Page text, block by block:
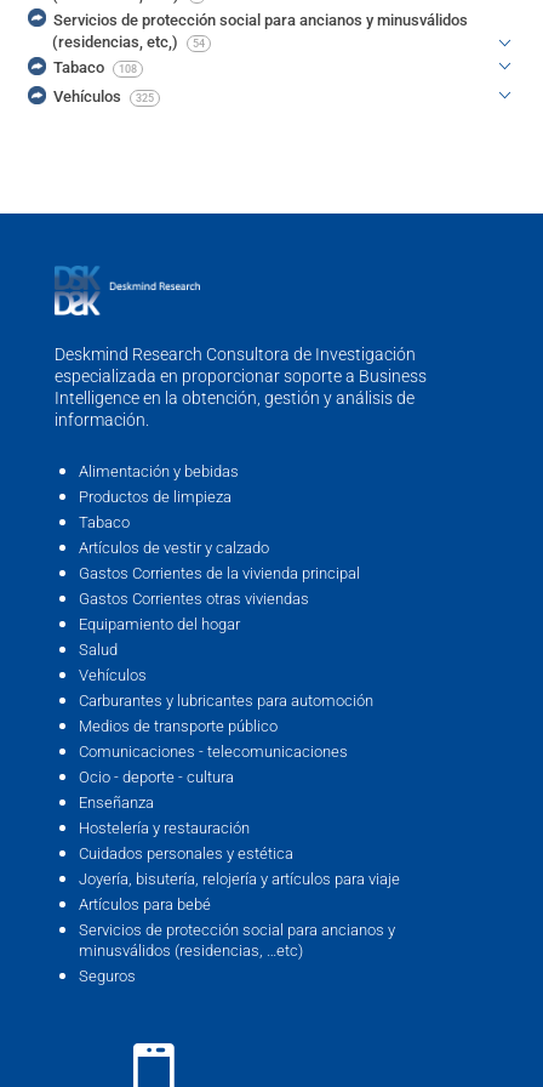
Servicios de protección social para ancianos y minusválidos
(residencias, etc,)
54
Tabaco 108
Vehículos 325
Deskmind Research Consultora de Investigación
especializada en proporcionar soporte a Business
Intelligence en la obtención, gestión y análisis de
información.
Alimentación y bebidas
Productos de limpieza
Tabaco
Artículos de vestir y calzado
Gastos Corrientes de la vivienda principal
Gastos Corrientes otras viviendas
Equipamiento del hogar
Salud
Vehículos
Carburantes y lubricantes para automoción
Medios de transporte público
Comunicaciones - telecomunicaciones
Ocio - deporte - cultura
Enseñanza
Hostelería y restauración
Cuidados personales y estética
Joyería, bisutería, relojería y artículos para viaje
Artículos para bebé
Servicios de protección social para ancianos y
minusválidos (residencias, …etc)
Seguros